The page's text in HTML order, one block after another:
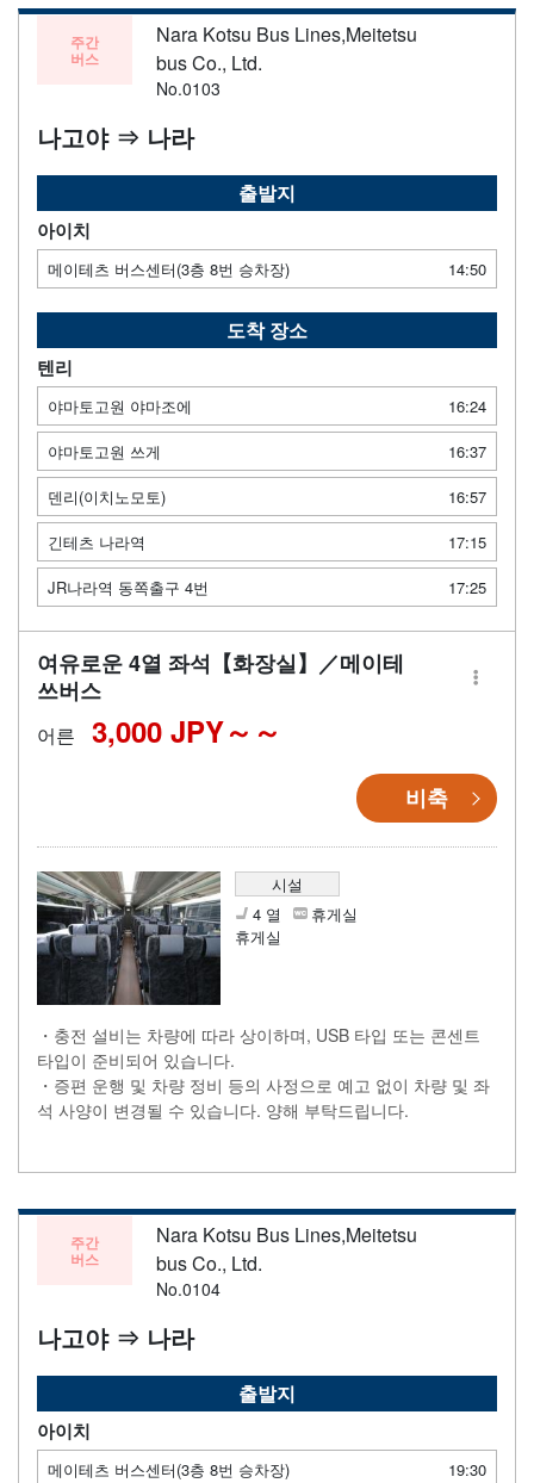
주간
버스
Nara Kotsu Bus Lines,Meitetsu
bus Co., Ltd.
No.0103
나고야 ⇒ 나라
출발지
아이치
메이테츠 버스센터(3층 8번 승차장) 14:50
도착 장소
텐리
야마토고원 야마조에
16:24
야마토고원 쓰게
16:37
덴리(이치노모토)
16:57
긴테츠 나라역
17:15
JR나라역 동쪽출구 4번
17:25
여유로운 4열 좌석【화장실】／메이테
쓰버스
어른 3,000 JPY～
비축
시설
4 열
휴게실
휴게실
・충전 설비는 차량에 따라 상이하며, USB 타입 또는 콘센트
타입이 준비되어 있습니다.
・증편 운행 및 차량 정비 등의 사정으로 예고 없이 차량 및 좌
석 사양이 변경될 수 있습니다. 양해 부탁드립니다.
주간
버스
Nara Kotsu Bus Lines,Meitetsu
bus Co., Ltd.
No.0104
나고야 ⇒ 나라
출발지
아이치
메이테츠 버스센터(3층 8번 승차장) 19:30